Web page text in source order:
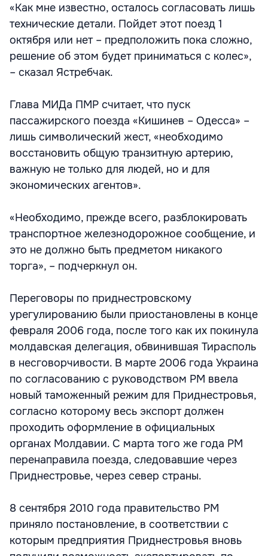
«Как мне известно, осталось согласовать лишь
технические детали. Пойдет этот поезд 1
октября или нет – предположить пока сложно,
решение об этом будет приниматься с колес»,
– сказал Ястребчак.
Глава МИДа ПМР считает, что пуск
пассажирского поезда «Кишинев – Одесса» –
лишь символический жест, «необходимо
восстановить общую транзитную артерию,
важную не только для людей, но и для
экономических агентов».
«Необходимо, прежде всего, разблокировать
транспортное железнодорожное сообщение, и
это не должно быть предметом никакого
торга», – подчеркнул он.
Переговоры по приднестровскому
урегулированию были приостановлены в конце
февраля 2006 года, после того как их покинула
молдавская делегация, обвинившая Тирасполь
в несговорчивости. В марте 2006 года Украина
по согласованию с руководством РМ ввела
новый таможенный режим для Приднестровья,
согласно которому весь экспорт должен
проходить оформление в официальных
органах Молдавии. С марта того же года РМ
перенаправила поезда, следовавшие через
Приднестровье, через север страны.
8 сентября 2010 года правительство РМ
приняло постановление, в соответствии с
которым предприятия Приднестровья вновь